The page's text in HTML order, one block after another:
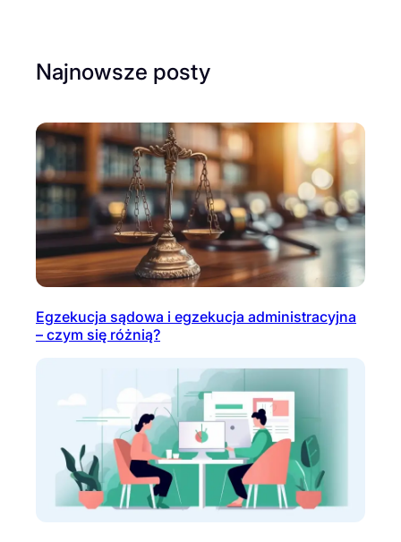
Najnowsze posty
Egzekucja sądowa i egzekucja administracyjna
– czym się różnią?